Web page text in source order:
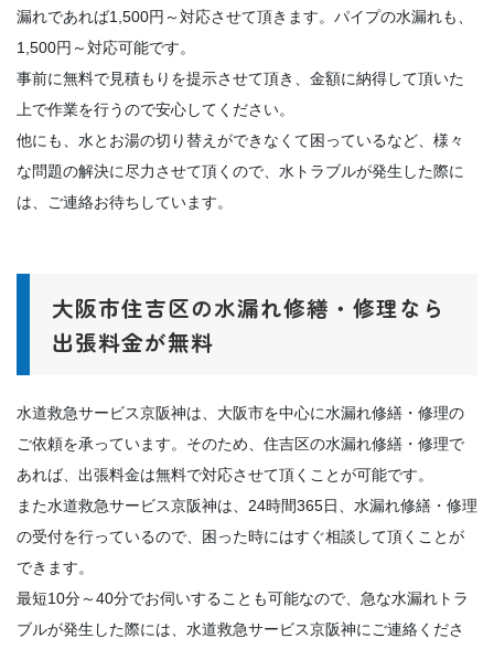
漏れであれば1,500円～対応させて頂きます。パイプの水漏れも、
1,500円～対応可能です。
事前に無料で見積もりを提示させて頂き、金額に納得して頂いた
上で作業を行うので安心してください。
他にも、水とお湯の切り替えができなくて困っているなど、様々
な問題の解決に尽力させて頂くので、水トラブルが発生した際に
は、ご連絡お待ちしています。
大阪市住吉区の水漏れ修繕・修理なら
出張料金が無料
水道救急サービス京阪神は、大阪市を中心に水漏れ修繕・修理の
ご依頼を承っています。そのため、住吉区の水漏れ修繕・修理で
あれば、出張料金は無料で対応させて頂くことが可能です。
また水道救急サービス京阪神は、24時間365日、水漏れ修繕・修理
の受付を行っているので、困った時にはすぐ相談して頂くことが
できます。
最短10分～40分でお伺いすることも可能なので、急な水漏れトラ
ブルが発生した際には、水道救急サービス京阪神にご連絡くださ